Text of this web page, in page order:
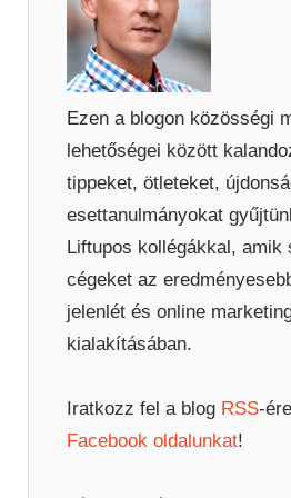
Ezen a blogon közösségi
lehetőségei között
tippeket, ötleteket,
esettanulmányokat
Liftupos kollégákkal, amik
cégeket az
jelenlét és online
kialakításában.
Iratkozz fel a blog RSS-
Facebook oldalunkat!